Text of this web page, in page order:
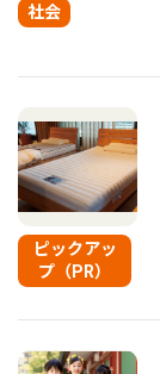
社会
ピックアッ
プ（PR）